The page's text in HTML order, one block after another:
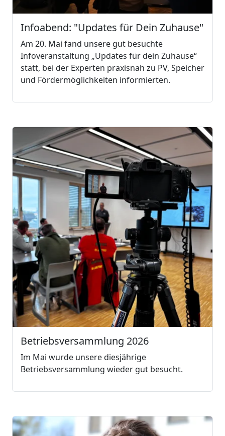
Infoabend: "Updates für Dein Zuhause"
Am 20. Mai fand unsere gut besuchte
Infoveranstaltung „Updates für dein Zuhause“
statt, bei der Experten praxisnah zu PV, Speicher
und Fördermöglichkeiten informierten.
Betriebsversammlung 2026
Im Mai wurde unsere diesjährige
Betriebsversammlung wieder gut besucht.